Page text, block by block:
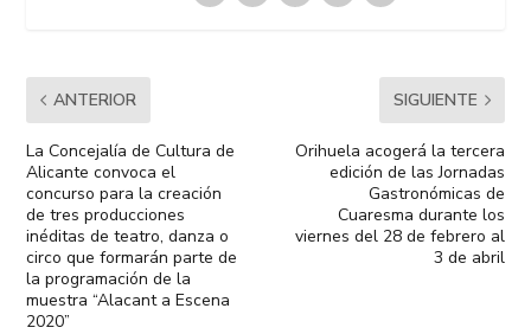
ANTERIOR
La Concejalía de Cultura de
Alicante convoca el
concurso para la creación
de tres producciones
inéditas de teatro, danza o
circo que formarán parte de
la programación de la
muestra “Alacant a Escena
2020”
SIGUIENTE
Orihuela acogerá la tercera
edición de las Jornadas
Gastronómicas de
Cuaresma durante los
viernes del 28 de febrero al
3 de abril